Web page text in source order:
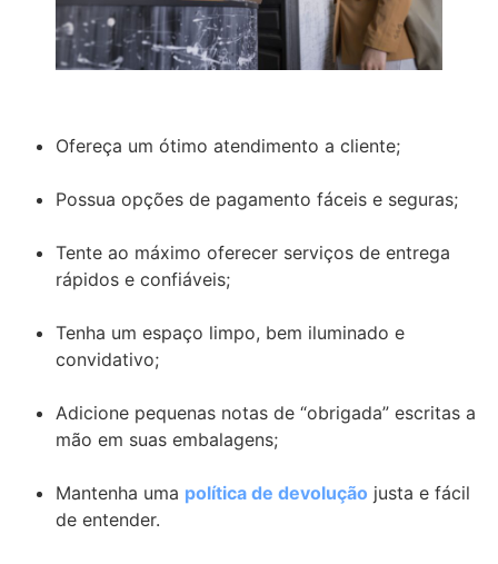
Ofereça um ótimo atendimento a cliente;
Possua opções de pagamento fáceis e seguras;
Tente ao máximo oferecer serviços de entrega
rápidos e confiáveis;
Tenha um espaço limpo, bem iluminado e
convidativo;
Adicione pequenas notas de “obrigada” escritas a
mão em suas embalagens;
Mantenha uma política de devolução justa e fácil
de entender.